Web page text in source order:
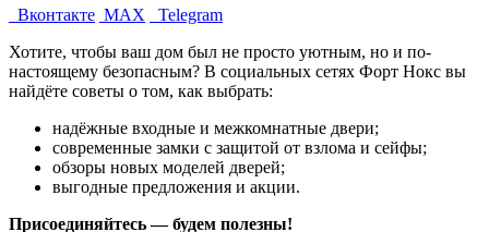
Вконтакте MAX
Telegram
Хотите, чтобы ваш дом был не просто уютным, но и по-
настоящему безопасным? В социальных сетях Форт Нокс вы
найдёте советы о том, как выбрать:
надёжные входные и межкомнатные двери;
современные замки с защитой от взлома и сейфы;
обзоры новых моделей дверей;
выгодные предложения и акции.
Присоединяйтесь — будем полезны!